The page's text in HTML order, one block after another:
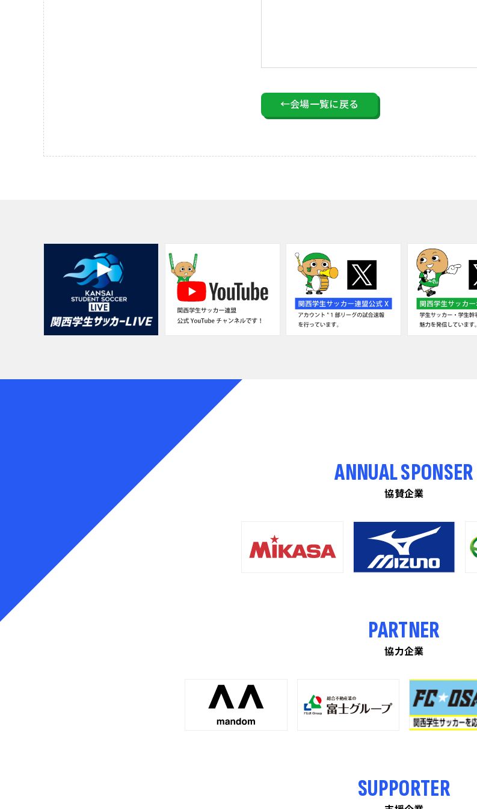
←会場一覧に戻る
ANNUAL SPONSER
協賛企業
PARTNER
協力企業
SUPPORTER